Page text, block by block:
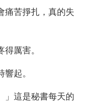
痛苦掙扎，真的失
厲害。
起。
」這是秘書每天的